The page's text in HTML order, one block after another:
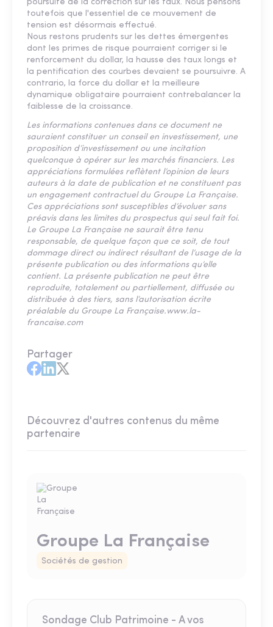
poursuite de la correction sur les taux. Nous pensons
toutefois que l'essentiel de ce mouvement de
tension est désormais effectué.
Nous restons prudents sur les dettes émergentes
dont les primes de risque pourraient corriger si le
renforcement du dollar, la hausse des taux longs et
la pentification des courbes devaient se poursuivre. A
contrario, la force du dollar et la meilleure
dynamique obligataire pourraient contrebalancer la
faiblesse de la croissance.
Les informations contenues dans ce document ne
sauraient constituer un conseil en investissement, une
proposition d’investissement ou une incitation
quelconque à opérer sur les marchés financiers. Les
appréciations formulées reflètent l’opinion de leurs
auteurs à la date de publication et ne constituent pas
un engagement contractuel du Groupe La Française.
Ces appréciations sont susceptibles d’évoluer sans
préavis dans les limites du prospectus qui seul fait foi.
Le Groupe La Française ne saurait être tenu
responsable, de quelque façon que ce soit, de tout
dommage direct ou indirect résultant de l’usage de la
présente publication ou des informations qu’elle
contient. La présente publication ne peut être
reproduite, totalement ou partiellement, diffusée ou
distribuée à des tiers, sans l’autorisation écrite
préalable du Groupe La Française.www.la-
francaise.com
Partager
Découvrez d'autres contenus du même
partenaire
Groupe La Française
Sociétés de gestion
Sondage Club Patrimoine - A vos